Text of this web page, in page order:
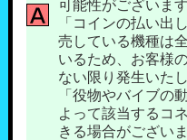
可能性がございます
「コインの払い出
売している機種は
いるため、お客様
ない限り発生いた
「役物やバイブの
よって該当するコ
きる場合がござい